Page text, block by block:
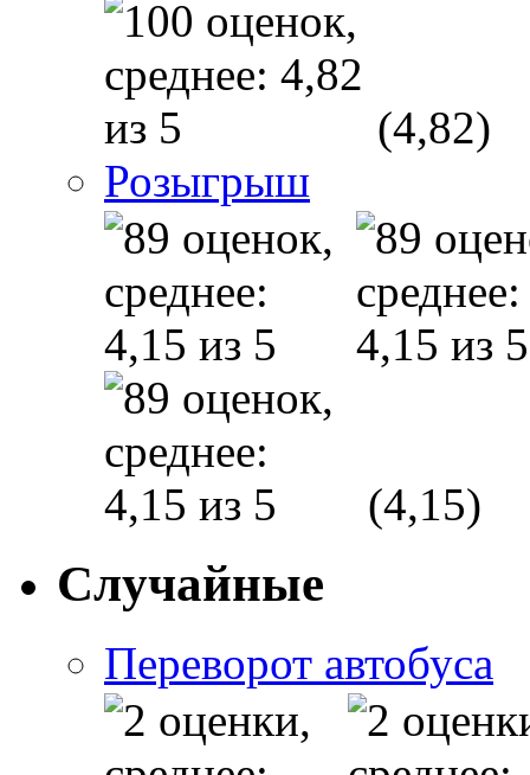
(4,82)
Розыгрыш
(4,15)
Случайные
Переворот автобуса